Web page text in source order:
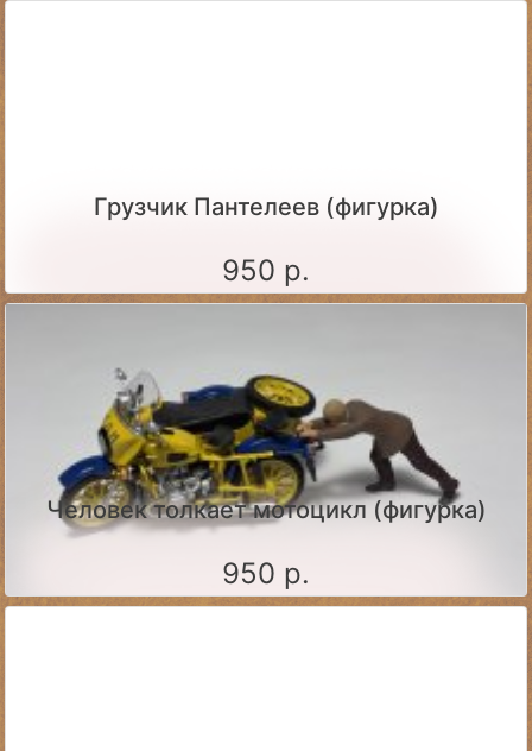
Грузчик Пантелеев (фигурка)
950 р.
Человек толкает мотоцикл (фигурка)
950 р.